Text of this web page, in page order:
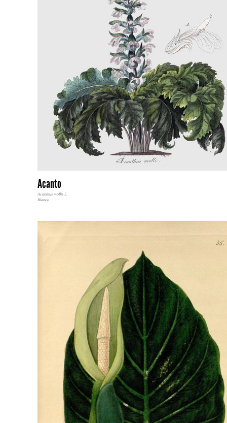
Acanto
Acanthus mollis L.
Blanco